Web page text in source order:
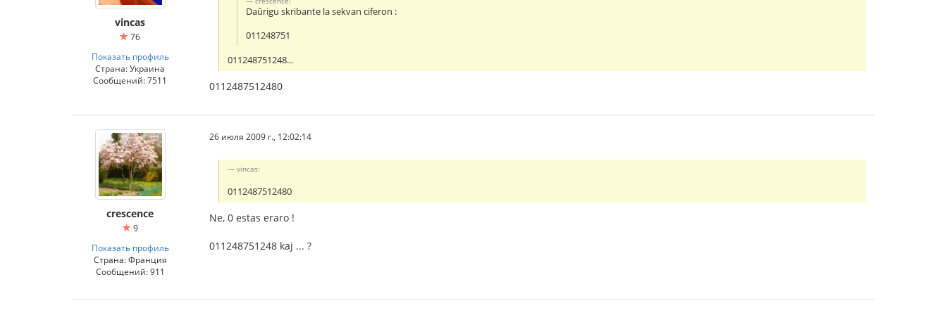
vincas
76
Показать профиль
Страна: Украина
Сообщений: 7511
Daŭrigu skribante la sekvan ciferon :
011248751
011248751248...
0112487512480
crescence
9
Показать профиль
Страна: Франция
Сообщений: 911
26 июля 2009 г., 12:02:14
vincas:
0112487512480
Ne, 0 estas eraro !
011248751248 kaj ... ?